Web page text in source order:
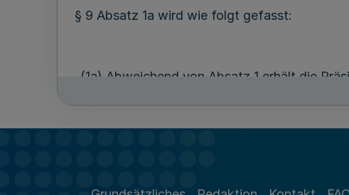
§ 9 Absatz 1a wird wie folgt gefasst:
„(1a) Abweichend von Absatz 1 erhält die